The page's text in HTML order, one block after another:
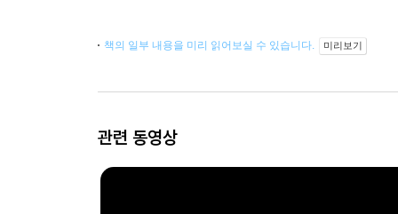
책의 일부 내용을 미리 읽어보실 수 있습니다. 미리보기
관련 동영상